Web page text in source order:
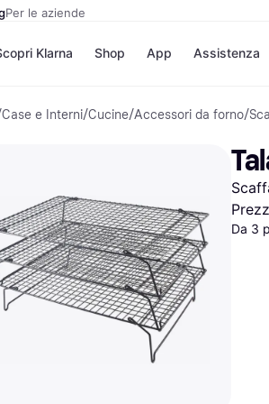
Per le aziende
Klarna
Opzioni di
Paga dopo 30 giorni
Finanziamento
Shop
Negozi
Unieuro
Media
eBay
Zalando
Elenco negozi
App Assistenza
Case e Interni/Cucine/Accessori da forno/
Da 3